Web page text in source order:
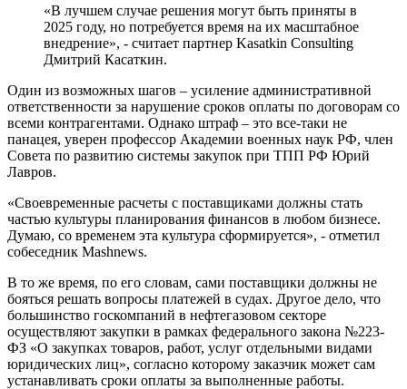
«В лучшем случае решения могут быть приняты в
2025 году, но потребуется время на их масштабное
внедрение», - считает партнер Kasatkin Consulting
Дмитрий Касаткин.
Один из возможных шагов – усиление административной
ответственности за нарушение сроков оплаты по договорам со
всеми контрагентами. Однако штраф – это все-таки не
панацея, уверен профессор Академии военных наук РФ, член
Совета по развитию системы закупок при ТПП РФ Юрий
Лавров.
«Своевременные расчеты с поставщиками должны стать
частью культуры планирования финансов в любом бизнесе.
Думаю, со временем эта культура сформируется», - отметил
собеседник Mashnews.
В то же время, по его словам, сами поставщики должны не
бояться решать вопросы платежей в судах. Другое дело, что
большинство госкомпаний в нефтегазовом секторе
осуществляют закупки в рамках федерального закона №223-
ФЗ «О закупках товаров, работ, услуг отдельными видами
юридических лиц», согласно которому заказчик может сам
устанавливать сроки оплаты за выполненные работы.